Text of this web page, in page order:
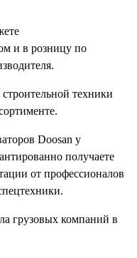
и в розницу по
техники
Doosan у
получаете
от профессионалов
грузовых компаний в